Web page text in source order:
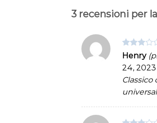
3 recensioni per
Valutato
su 5
Henry
24, 2023
Classico